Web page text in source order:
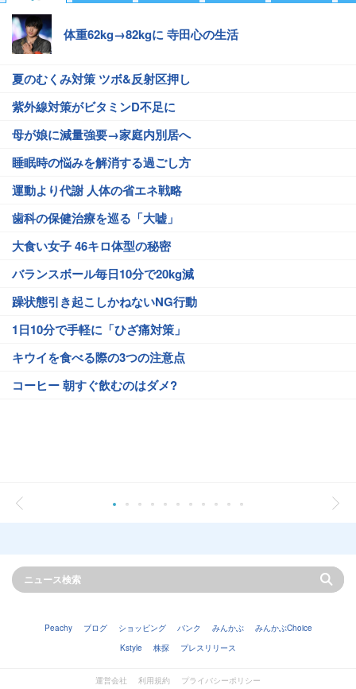
体重62kg→82kgに 寺田心の生活
夏のむくみ対策 ツボ&反射区押し
紫外線対策がビタミンD不足に
母が娘に減量強要→家庭内別居へ
睡眠時の悩みを解消する過ごし方
運動より代謝 人体の省エネ戦略
歯科の保健治療を巡る「大嘘」
大食い女子 46キロ体型の秘密
バランスボール毎日10分で20kg減
躁状態引き起こしかねないNG行動
1日10分で手軽に「ひざ痛対策」
キウイを食べる際の3つの注意点
コーヒー 朝すぐ飲むのはダメ?
Peachy ブログ ショッピング バンク みんかぶ
みんかぶChoice
Kstyle
株探 プレスリリース
運営会社 利用規約 プライバシーポリシー